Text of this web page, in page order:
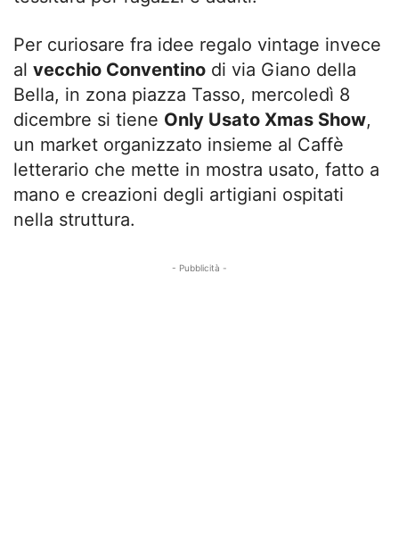
Per curiosare fra idee regalo vintage invece
al vecchio Conventino di via Giano della
Bella, in zona piazza Tasso, mercoledì 8
dicembre si tiene Only Usato Xmas Show,
un market organizzato insieme al Caffè
letterario che mette in mostra usato, fatto a
mano e creazioni degli artigiani ospitati
nella struttura.
- Pubblicità -